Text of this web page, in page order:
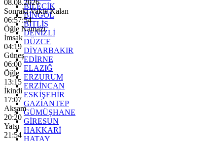
BİLECİK
BİNGÖL
BİTLİS
DENİZLİ
DÜZCE
DİYARBAKIR
EDİRNE
ELAZIĞ
ERZURUM
ERZİNCAN
ESKİŞEHİR
GAZİANTEP
GÜMÜŞHANE
GİRESUN
HAKKARİ
HATAY
08.08.2026
Sonraki Vakte Kalan
06:57:52
Öğle Namazı
İmsak
04:19
Güneş
06:00
Öğle
13:15
İkindi
17:07
Akşam
20:20
Yatsı
21:54